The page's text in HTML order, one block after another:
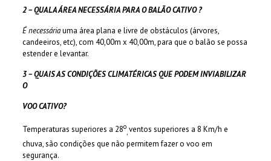
2 – QUAL A ÁREA NECESSÁRIA PARA O BALÃO CATIVO ?
É necessáriauma área plana e livre de obstáculos (árvores,
candeeiros, etc), com 40,00m x 40,00m, para que o balão se possa
estender e levantar.
3 – QUAIS AS CONDIÇÕES CLIMATÉRICAS QUE PODEM INVIABILIZAR
O
VOO CATIVO?
Temperaturas superiores a 28o
,ventos superiores a 8 Km/h e
chuva, são condições que não permitem fazer o voo em
segurança.